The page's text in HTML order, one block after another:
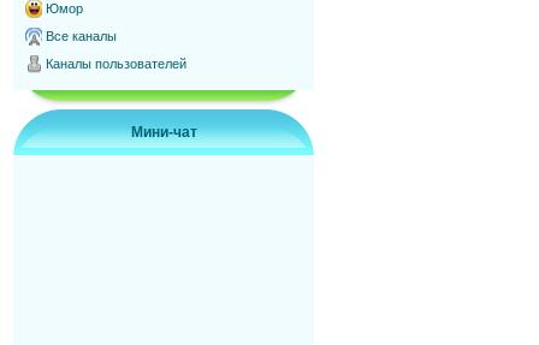
Юмор
Все каналы
Каналы пользователей
Мини-чат